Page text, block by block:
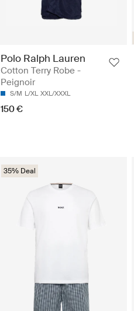
Polo Ralph Lauren
Cotton Terry Robe -
Peignoir
S/M L/XL XXL/XXXL
150 €
35% Deal